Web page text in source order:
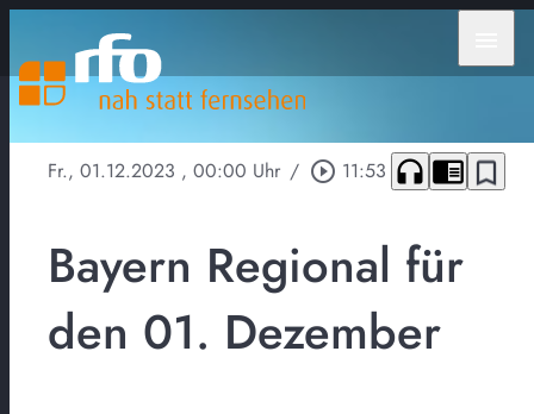
Fr., 01.12.2023 , 00:00 Uhr / play_circle_outline 11:53 headphones chrome_reader_mode bookmark_border
Bayern Regional für
den 01. Dezember